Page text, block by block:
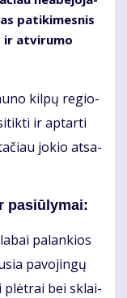
pa­ti­ki­mes­nis
ir at­vi­ru­mo
kil­pų re­gio­
ir ap­tar­ti
jo­kio at­sa­
pa­siū­ly­mai:
pa­lan­kios
pa­vo­jin­gų
plėt­rai bei sklai­